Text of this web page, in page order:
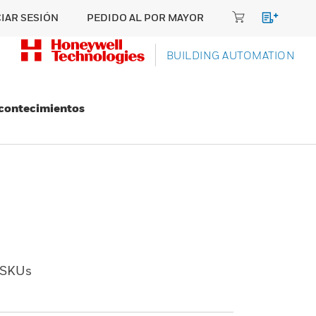
SESIÓN PEDIDO AL POR MAYOR
BUILDING AUTOMATION
SKUs